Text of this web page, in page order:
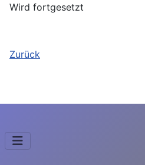
Wird fortgesetzt
Zurück